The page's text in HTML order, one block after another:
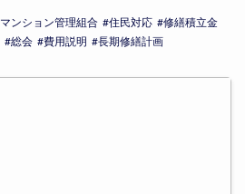
マンション管理組合 住民対応
修繕積立金
総会 費用説明 長期修繕計画